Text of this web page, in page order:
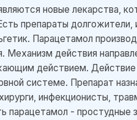
новые лекарства,
препараты долгожители,
Парацетамол
Механизм действия
действием. Действие
системе. Препарат
инфекционисты,
парацетамол - простудные